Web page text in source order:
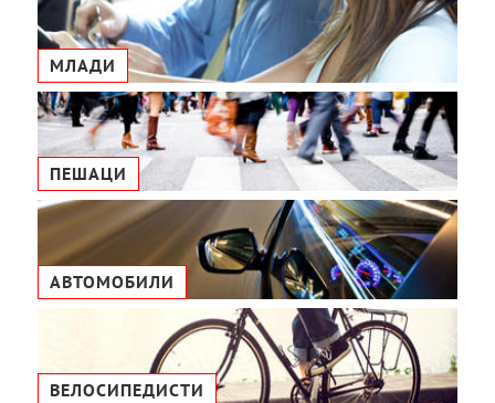
МЛАДИ
ПЕШАЦИ
АВТОМОБИЛИ
ВЕЛОСИПЕДИСТИ